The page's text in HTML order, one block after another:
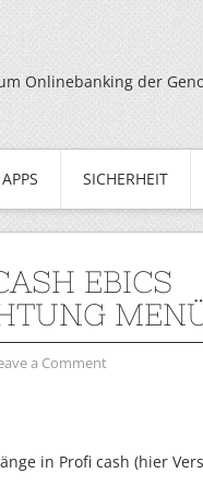
Onlinebanking der
SICHERHEIT
EBICS
a Comment
in Profi cash (hier